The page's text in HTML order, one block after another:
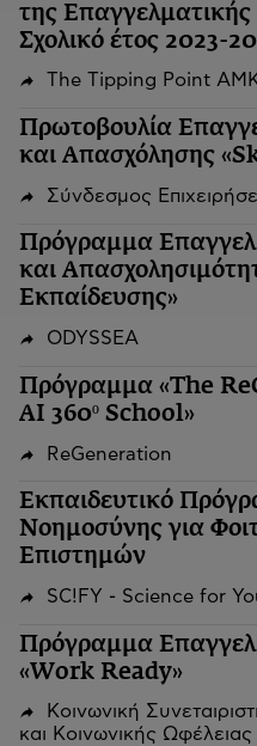
της Επαγγελματικής
Σχολικό έτος 2023-
The Tipping Point
Πρωτοβουλία
και Απασχόλησης
Σύνδεσμος
Πρόγραμμα
και
Εκπαίδευσης»
ODYSSEA
Πρόγραμμα «The
AI 360º School»
ReGeneration
Εκπαιδευτικό
Νοημοσύνης για
Επιστημών
SC!FY - Science for
Πρόγραμμα
«Work Ready»
Κοινωνική
και Κοινωνικής